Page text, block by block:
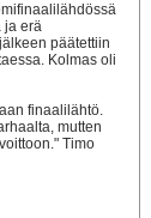
ja erä
päätettiin
Kolmas oli
finaalilähtö.
mutten
Timo